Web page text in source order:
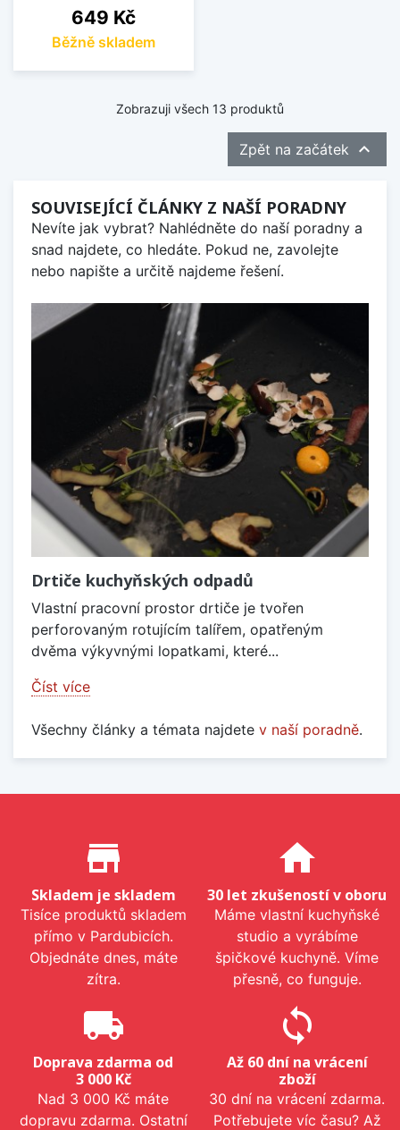
Cena
649 Kč
Běžně skladem
Zobrazuji všech 13 produktů
Zpět na začátek 
SOUVISEJÍCÍ ČLÁNKY Z NAŠÍ PORADNY
Nevíte jak vybrat? Nahlédněte do naší poradny a
snad najdete, co hledáte. Pokud ne, zavolejte
nebo napište a určitě najdeme řešení.
Drtiče kuchyňských odpadů
Vlastní pracovní prostor drtiče je tvořen
perforovaným rotujícím talířem, opatřeným
dvěma výkyvnými lopatkami, které...
Číst více
Všechny články a témata najdete v naší poradně.
Proč nakupovat u nás?
store_mall_directory
Skladem je skladem
Tisíce produktů skladem
přímo v Pardubicích.
Objednáte dnes, máte
zítra.
home
30 let zkušeností v oboru
Máme vlastní kuchyňské
studio a vyrábíme
špičkové kuchyně. Víme
přesně, co funguje.
local_shipping
Doprava zdarma od
3 000 Kč
Nad 3 000 Kč máte
dopravu zdarma. Ostatní
sync
Až 60 dní na vrácení
zboží
30 dní na vrácení zdarma.
Potřebujete víc času? Až